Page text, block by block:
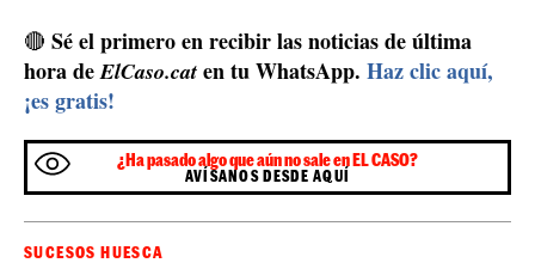
🔴 Sé el primero en recibir las noticias de última
hora deElCaso.cat en tu WhatsApp. Haz clic aquí,
¡es gratis!
¿Ha pasado algo que aún no sale en EL CASO?
AVÍSANOS DESDE AQUÍ
SUCESOS HUESCA